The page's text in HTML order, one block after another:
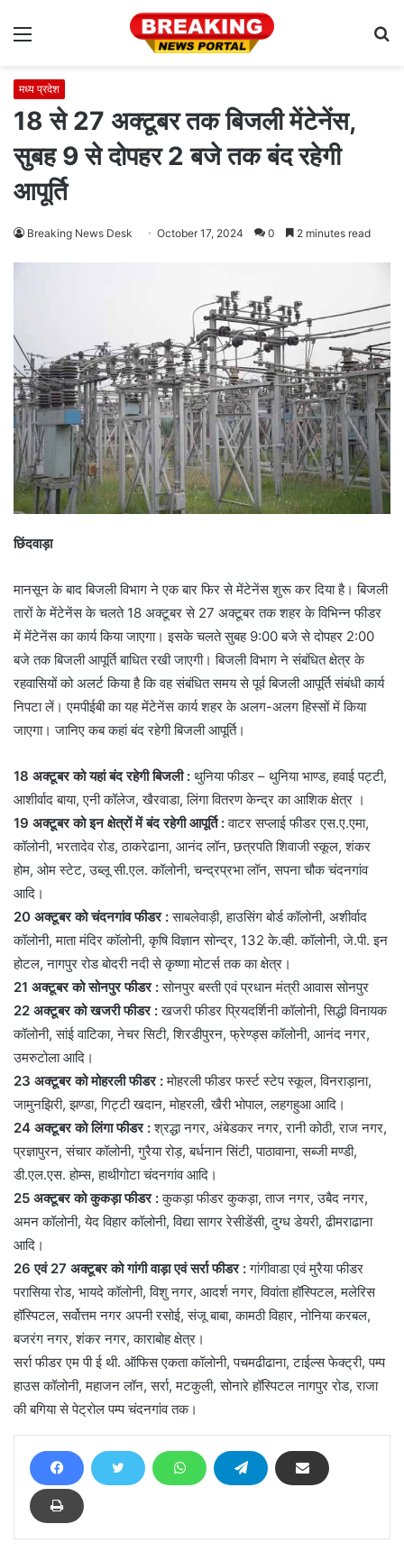
Menu
मध्य प्रदेश
18 से 27 अक्टूबर तक बिजली मेंटेनेंस,
सुबह 9 से दोपहर 2 बजे तक बंद रहेगी
आपूर्ति
Breaking News Desk October 17, 2024 0 2 minutes read
छिंदवाड़ा
मानसून के बाद बिजली विभाग ने एक बार फिर से मेंटेनेंस शुरू कर दिया है। बिजली
तारों के मेंटेनेंस के चलते 18 अक्टूबर से 27 अक्टूबर तक शहर के विभिन्न फीडर
में मेंटेनेंस का कार्य किया जाएगा। इसके चलते सुबह 9:00 बजे से दोपहर 2:00
बजे तक बिजली आपूर्ति बाधित रखी जाएगी। बिजली विभाग ने संबंधित क्षेत्र के
रहवासियों को अलर्ट किया है कि वह संबंधित समय से पूर्व बिजली आपूर्ति संबंधी कार्य
निपटा लें। एमपीईबी का यह मेंटेनेंस कार्य शहर के अलग-अलग हिस्सों में किया
जाएगा। जानिए कब कहां बंद रहेगी बिजली आपूर्ति।
18 अक्टूबर को यहां बंद रहेगी बिजली : थुनिया फीडर – थुनिया भाण्ड, हवाई पट्टी,
आशीर्वाद बाया, एनी कॉलेज, खैरवाडा, लिंगा वितरण केन्द्र का आशिक क्षेत्र ।
19 अक्टूबर को इन क्षेत्रों में बंद रहेगी आपूर्ति :वाटर सप्लाई फीडर एस.ए.एमा,
कॉलोनी, भरतादेव रोड, ठाकरेढाना, आनंद लॉन, छत्रपति शिवाजी स्कूल, शंकर
होम, ओम स्टेट, उब्लू सी.एल. कॉलोनी, चन्द्रप्रभा लॉन, सपना चौक चंदनगांव
आदि।
20 अक्टूबर को चंदनगांव फीडर :साबलेवाड़ी, हाउसिंग बोर्ड कॉलोनी, अशीर्वाद
कॉलोनी, माता मंदिर कॉलोनी, कृषि विज्ञान सोन्द्र, 132 के.व्ही. कॉलोनी, जे.पी. इन
होटल, नागपुर रोड बोदरी नदी से कृष्णा मोटर्स तक का क्षेत्र।
21 अक्टूबर को सोनपुर फीडर :सोनपुर बस्ती एवं प्रधान मंत्री आवास सोनपुर
22 अक्टूबर को खजरी फीडर :खजरी फीडर प्रियदर्शिनी कॉलोनी, सिद्धी विनायक
कॉलोनी, सांई वाटिका, नेचर सिटी, शिरडीपुरन, फ्रेण्ड्स कॉलोनी, आनंद नगर,
उमरुटोला आदि।
23 अक्टूबर को मोहरली फीडर :मोहरली फीडर फर्स्ट स्टेप स्कूल, विनराड़ाना,
जामुनझिरी, झण्डा, गिट्टी खदान, मोहरली, खैरी भोपाल, लहगहुआ आदि।
24 अक्टूबर को लिंगा फीडर :श्रद्धा नगर, अंबेडकर नगर, रानी कोठी, राज नगर,
प्रज्ञापुरन, संचार कॉलोनी, गुरैया रोड़, बर्धनान सिंटी, पाठावाना, सब्जी मण्डी,
डी.एल.एस. होम्स, हाथीगोटा चंदनगांव आदि।
25 अक्टूबर को कुकड़ा फीडर :कुकड़ा फीडर कुकड़ा, ताज नगर, उबैद नगर,
अमन कॉलोनी, येद विहार कॉलोनी, विद्या सागर रेसीडेंसी, दुग्ध डेयरी, ढीमराढाना
आदि।
26 एवं 27 अक्टूबर को गांगी वाड़ा एवं सर्रा फीडर :गांगीवाडा एवं मुरैया फीडर
परासिया रोड, भायदे कॉलोनी, विशु नगर, आदर्श नगर, विवांता हॉस्पिटल, मलेरिस
हॉस्पिटल, सर्वोत्तम नगर अपनी रसोई, संजू बाबा, कामठी विहार, नोनिया करबल,
बजरंग नगर, शंकर नगर, काराबोह क्षेत्र।
सर्रा फीडर एम पी ई थी. ऑफिस एकता कॉलोनी, पचमढीढाना, टाईल्स फेक्ट्री, पम्प
हाउस कॉलोनी, महाजन लॉन, सर्रा, मटकुली, सोनारे हॉस्पिटल नागपुर रोड, राजा
की बगिया से पेट्रोल पम्प चंदनगांव तक।